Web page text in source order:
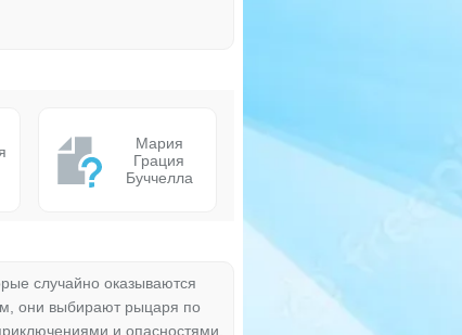
Мария
Грация
Буччелла
случайно оказываются
они выбирают рыцаря по
и опасностями.